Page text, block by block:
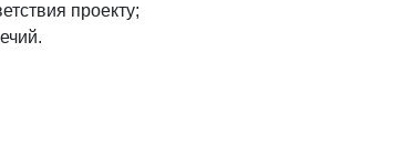
проекту;